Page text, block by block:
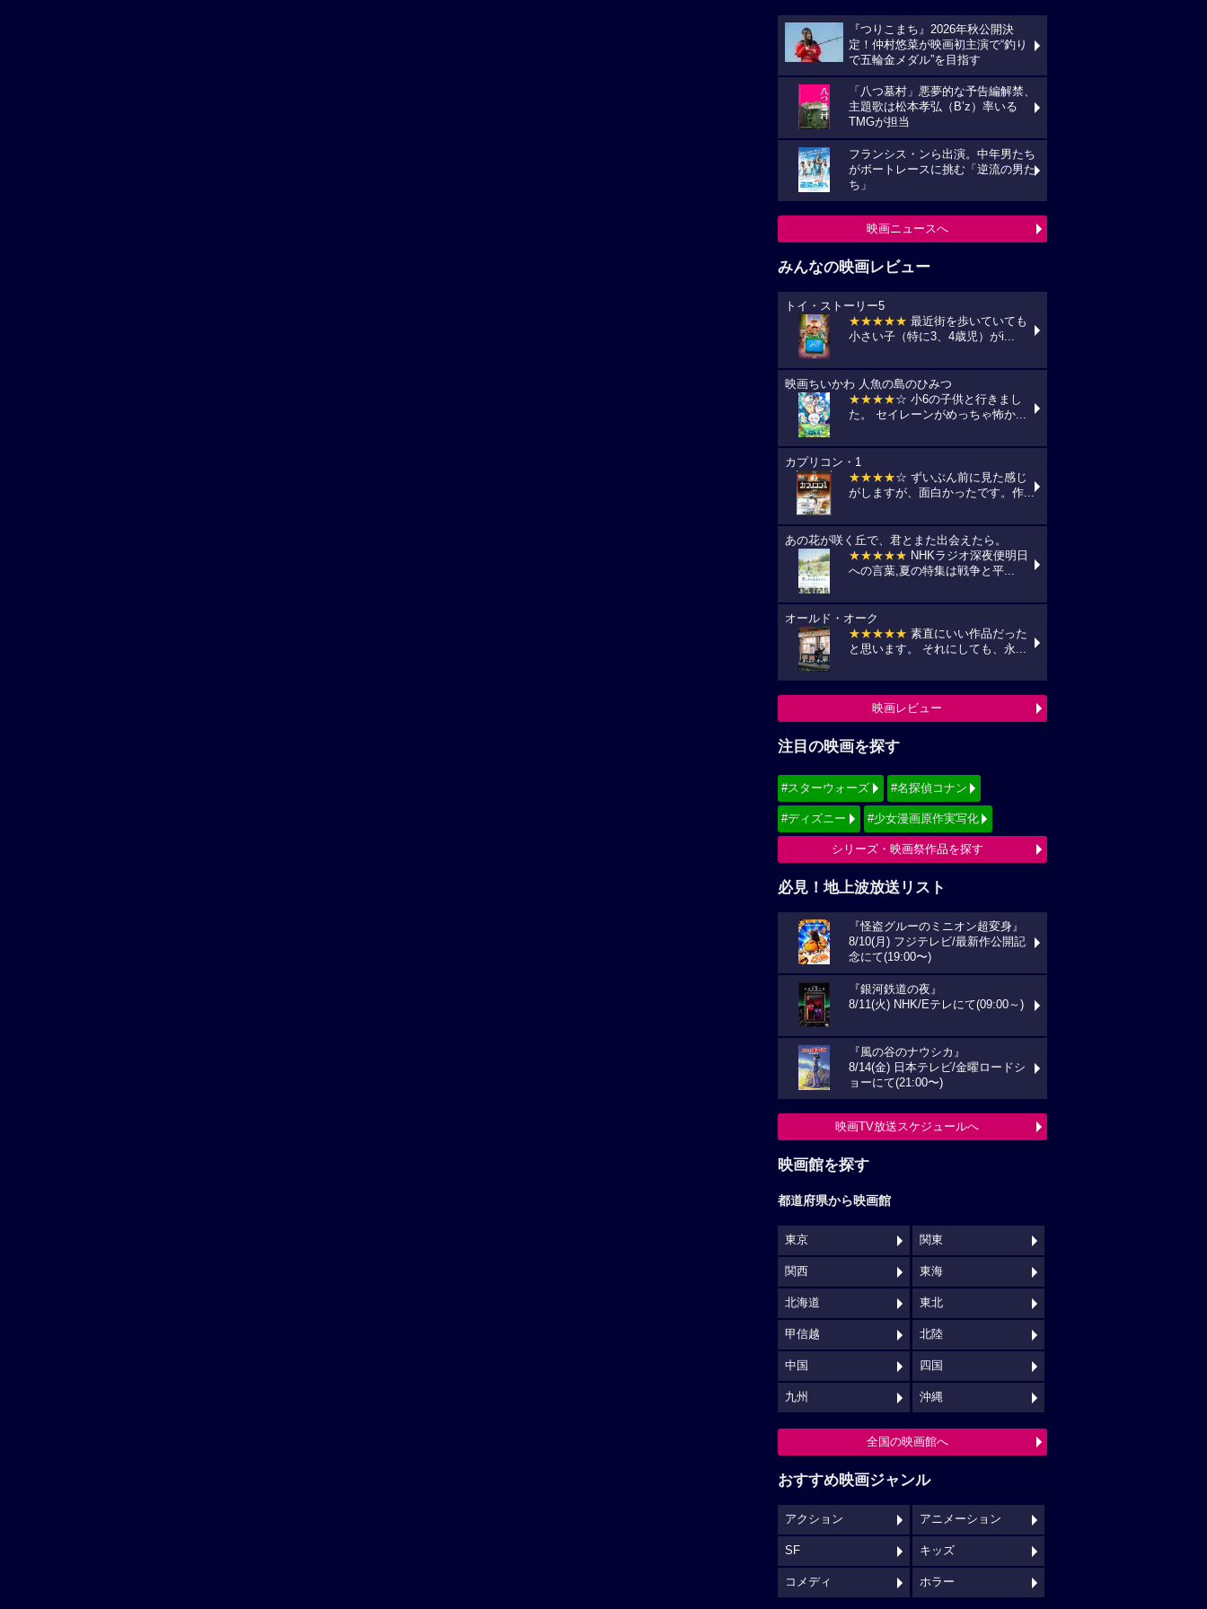
『つりこまち』2026年秋公開決
定！仲村悠菜が映画初主演で“釣り
で五輪金メダル”を目指す
「八つ墓村」悪夢的な予告編解禁、
主題歌は松本孝弘（B’z）率いる
TMGが担当
フランシス・ンら出演。中年男たち
がボートレースに挑む「逆流の男た
ち」
映画ニュースへ
みんなの映画レビュー
トイ・ストーリー5
★★★★★ 最近街を歩いていても
小さい子（特に3、4歳児）がi...
映画ちいかわ 人魚の島のひみつ
★★★★☆ 小6の子供と行きまし
た。 セイレーンがめっちゃ怖か...
カプリコン・1
★★★★☆ ずいぶん前に見た感じ
がしますが、面白かったです。作...
あの花が咲く丘で、君とまた出会えたら。
★★★★★ NHKラジオ深夜便明日
への言葉,夏の特集は戦争と平...
オールド・オーク
★★★★★ 素直にいい作品だった
と思います。 それにしても、永...
映画レビュー
注目の映画を探す
#スターウォーズ #名探偵コナン
#ディズニー #少女漫画原作実写化
シリーズ・映画祭作品を探す
必見！地上波放送リスト
『怪盗グルーのミニオン超変身』
8/10(月) フジテレビ/最新作公開記
念にて(19:00〜)
『銀河鉄道の夜』
8/11(火) NHK/Eテレにて(09:00～)
『風の谷のナウシカ』
8/14(金) 日本テレビ/金曜ロードシ
ョーにて(21:00〜)
映画TV放送スケジュールへ
映画館を探す
都道府県から映画館
東京 関東
関西 東海
北海道 東北
甲信越 北陸
中国 四国
九州 沖縄
全国の映画館へ
おすすめ映画ジャンル
アクション アニメーション
SF キッズ
コメディ ホラー